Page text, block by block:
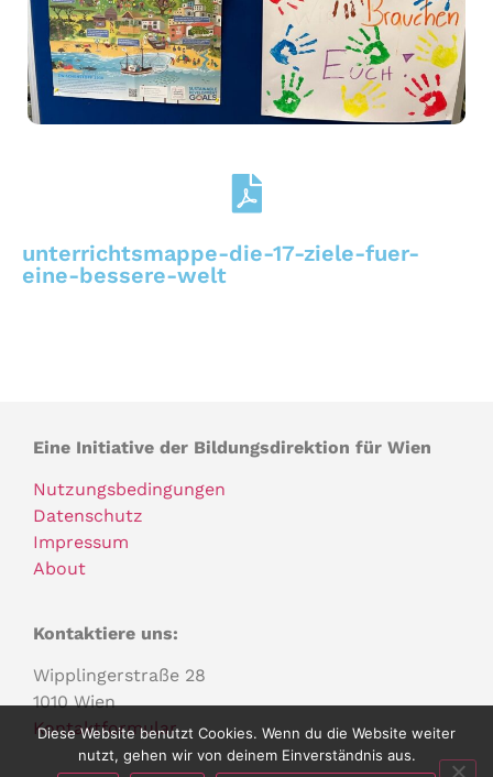
unterrichtsmappe-die-17-ziele-fuer-
eine-bessere-welt
Eine Initiative der Bildungsdirektion für Wien
Nutzungsbedingungen
Datenschutz
Impressum
About
Kontaktiere uns:
Wipplingerstraße 28
1010 Wien
Kontaktformular
Diese Website benutzt Cookies. Wenn du die Website weiter
nutzt, gehen wir von deinem Einverständnis aus.